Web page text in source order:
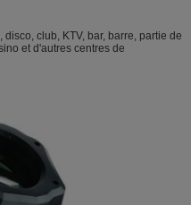
club, KTV, bar, barre, partie de
et d'autres centres de